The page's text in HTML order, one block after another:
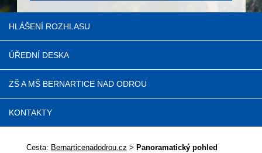
HLÁŠENÍ ROZHLASU
ÚŘEDNÍ DESKA
ZŠ A MŠ BERNARTICE NAD ODROU
KONTAKTY
Cesta: Bernarticenadodrou.cz > Panoramatický pohled